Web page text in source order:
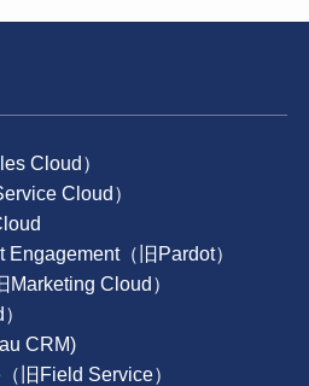
Cloud）
Cloud）
（旧Pardot）
Cloud）
CRM)
旧Field Service）